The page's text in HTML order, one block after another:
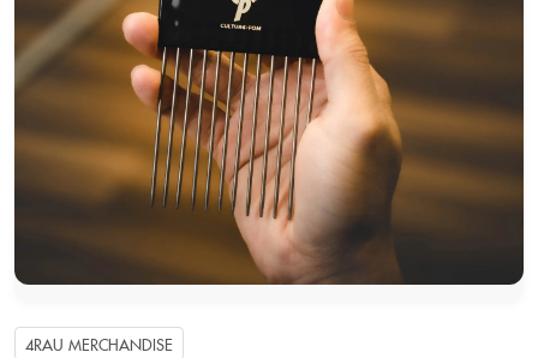
4RAU MERCHANDISE